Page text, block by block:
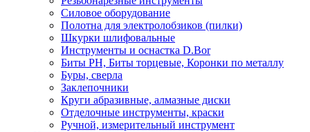
Силовое оборудование
Полотна для электролобзиков (пилки)
Шкурки шлифовальные
Инструменты и оснастка D.Bor
Биты PH, Биты торцевые, Коронки по металлу
Буры, сверла
Заклепочники
Круги абразивные, алмазные диски
Отделочные инструменты, краски
Ручной, измерительный инструмент